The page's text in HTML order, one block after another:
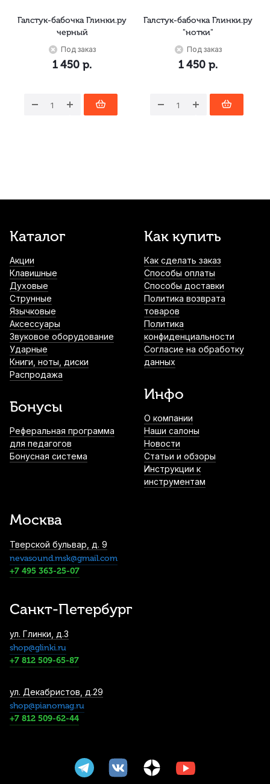
Галстук-бабочка Глинки.ру
черный
Под заказ
1 450 р.
Галстук-бабочка Глинки.ру
"нотки"
Под заказ
1 450 р.
Каталог
Акции
Клавишные
Духовые
Струнные
Язычковые
Аксессуары
Звуковое оборудование
Ударные
Книги, ноты, диски
Распродажа
Бонусы
Реферальная программа
для педагогов
Бонусная система
Как купить
Как сделать заказ
Способы оплаты
Способы доставки
Политика возврата
товаров
Политика
конфиденциальности
Согласие на обработку
данных
Инфо
О компании
Наши салоны
Новости
Статьи и обзоры
Инструкции к
инструментам
Москва
Тверской бульвар, д. 9
nevasound.msk@gmail.com
+7 495 363-25-07
Санкт-Петербург
ул. Глинки, д.3
shop@glinki.ru
+7 812 509-65-87
ул. Декабристов, д.29
shop@pianomag.ru
+7 812 509-62-44